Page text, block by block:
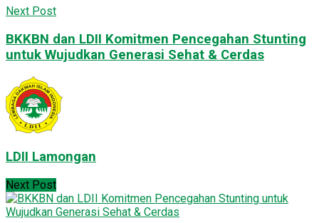
Next Post
BKKBN dan LDII Komitmen Pencegahan Stunting
untuk Wujudkan Generasi Sehat & Cerdas
LDII Lamongan
Next Post